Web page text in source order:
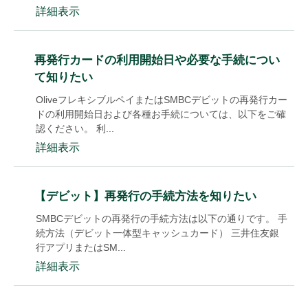
詳細表示
再発行カードの利用開始日や必要な手続につい
て知りたい
OliveフレキシブルペイまたはSMBCデビットの再発行カー
ドの利用開始日および各種お手続については、以下をご確
認ください。 利...
詳細表示
【デビット】再発行の手続方法を知りたい
SMBCデビットの再発行の手続方法は以下の通りです。 手
続方法（デビット一体型キャッシュカード） 三井住友銀
行アプリまたはSM...
詳細表示